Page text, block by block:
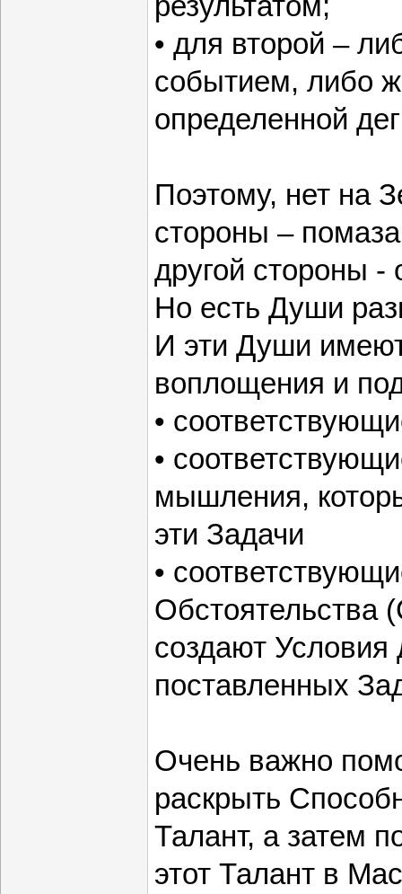
• для второй –
событием, либо
определенной
Поэтому, нет на
стороны –
другой стороны
Но есть Души
И эти Души
воплощения и
•
•
мышления,
эти Задачи
•
Обстоятельства
создают
поставленных
Очень важно
раскрыть
Талант, а затем
этот Талант в